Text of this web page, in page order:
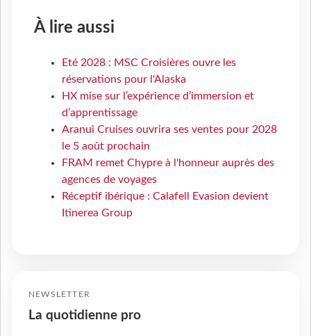
À lire aussi
Eté 2028 : MSC Croisières ouvre les
réservations pour l'Alaska
HX mise sur l’expérience d’immersion et
d’apprentissage
Aranui Cruises ouvrira ses ventes pour 2028
le 5 août prochain
FRAM remet Chypre à l'honneur auprès des
agences de voyages
Réceptif ibérique : Calafell Evasion devient
Itinerea Group
NEWSLETTER
La quotidienne pro